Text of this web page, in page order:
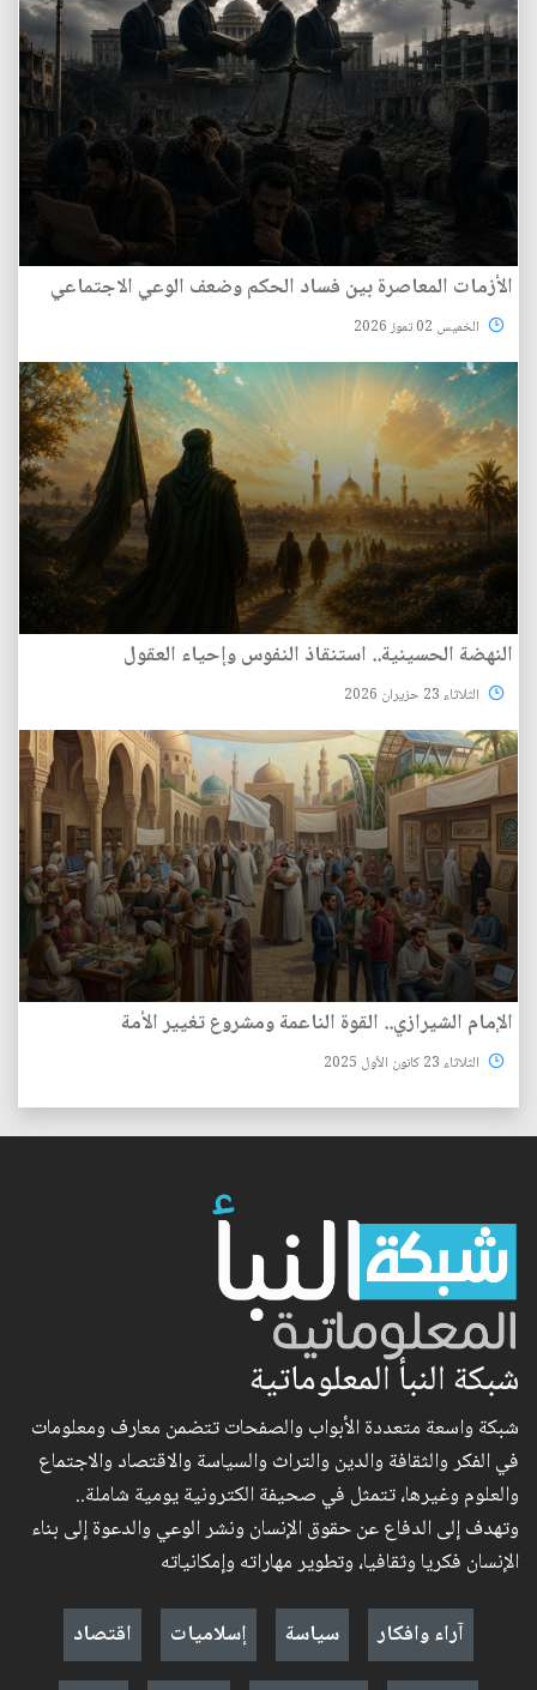
الأزمات المعاصرة بين فساد الحكم وضعف الوعي الاجتماعي
الخميس 02 تموز 2026
النهضة الحسينية.. استنقاذ النفوس وإحياء العقول
الثلاثاء 23 حزيران 2026
الإمام الشيرازي.. القوة الناعمة ومشروع تغيير الأمة
الثلاثاء 23 كانون الأول 2025
شبكة النبأ المعلوماتية
شبكة واسعة متعددة الأبواب والصفحات تتضمن معارف ومعلومات
في الفكر والثقافة والدين والتراث والسياسة والاقتصاد والاجتماع
والعلوم وغيرها، تتمثل في صحيفة الكترونية يومية شاملة..
وتهدف إلى الدفاع عن حقوق الإنسان ونشر الوعي والدعوة إلى بناء
الإنسان فكريا وثقافيا، وتطوير مهاراته وإمكانياته
آراء وافكار
سياسة إسلاميات
اقتصاد